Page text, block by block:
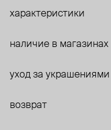
характеристики
наличие в магазинах
уход за украшениями
возврат